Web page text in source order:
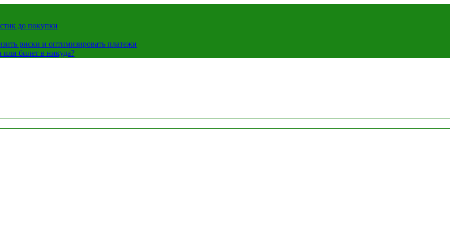
до покупки
риски и оптимизировать платежи
или билет в никуда?